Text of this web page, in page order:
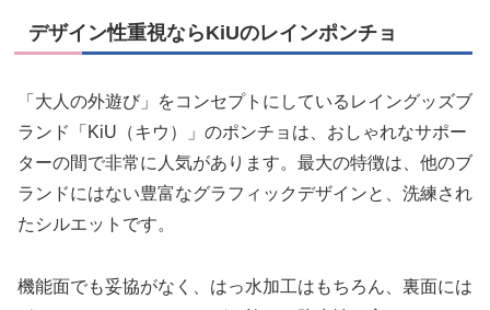
デザイン性重視ならKiUのレインポンチョ
「大人の外遊び」をコンセプトにしているレイングッズブ
ランド「KiU（キウ）」のポンチョは、おしゃれなサポー
ターの間で非常に人気があります。最大の特徴は、他のブ
ランドにはない豊富なグラフィックデザインと、洗練され
たシルエットです。
機能面でも妥協がなく、はっ水加工はもちろん、裏面には